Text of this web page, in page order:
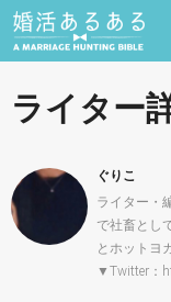
恋愛の悩み
ライター
ぐりこ
ライター・
で社畜とし
とホットヨ
▼Twitter：